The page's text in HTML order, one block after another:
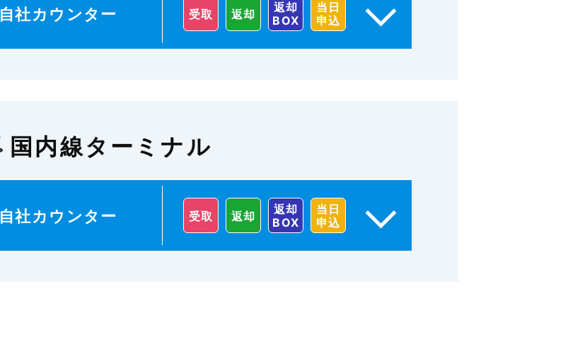
自社カウンター 受取 返却
返却
BOX
当日
申込
国内線ターミナル
自社カウンター 受取 返却
返却
BOX
当日
申込